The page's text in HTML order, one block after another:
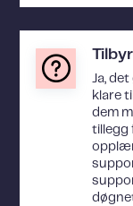
Ja,
klare
dem
tillegg